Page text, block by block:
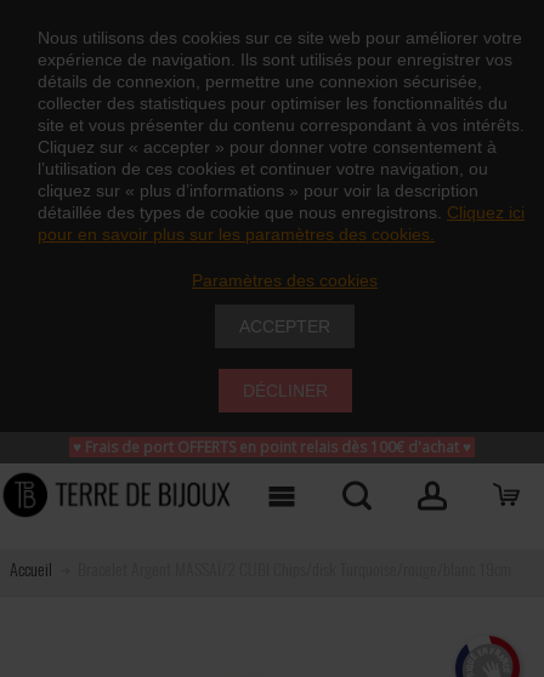
Nous utilisons des cookies sur ce site web pour améliorer votre
expérience de navigation. Ils sont utilisés pour enregistrer vos
détails de connexion, permettre une connexion sécurisée,
collecter des statistiques pour optimiser les fonctionnalités du
site et vous présenter du contenu correspondant à vos intérêts.
Cliquez sur « accepter » pour donner votre consentement à
l’utilisation de ces cookies et continuer votre navigation, ou
cliquez sur « plus d’informations » pour voir la description
détaillée des types de cookie que nous enregistrons. Cliquez ici
pour en savoir plus sur les paramètres des cookies.
Paramètres des cookies
ACCEPTER
DÉCLINER
♥ Frais de port OFFERTS en point relais dès 100€ d'achat ♥
Accueil